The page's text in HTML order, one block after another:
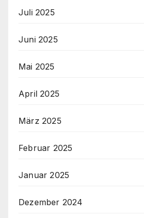
Juli 2025
Juni 2025
Mai 2025
April 2025
März 2025
Februar 2025
Januar 2025
Dezember 2024